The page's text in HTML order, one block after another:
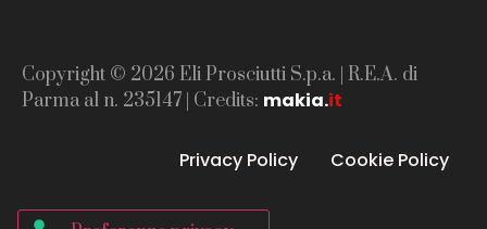
Copyright © 2026 Eli Prosciutti S.p.a. | R.E.A. di
Parma al n. 235147 | Credits: makia.it
Privacy Policy Cookie Policy